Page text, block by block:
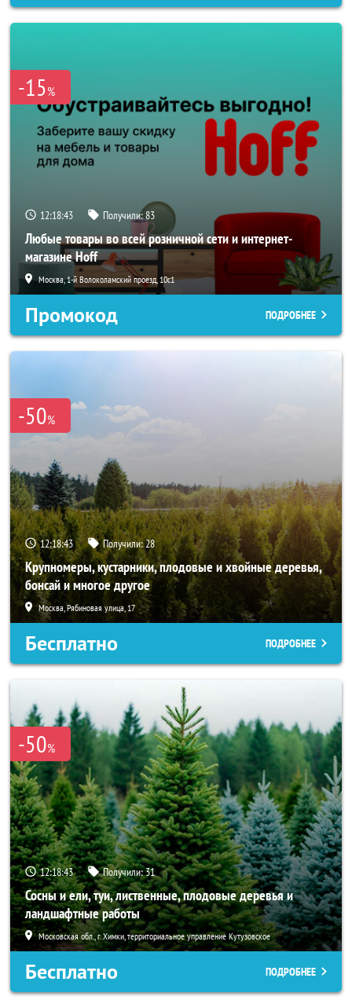
-15%
12:18:41 Получили:83
Любые товары во всей розничной сети и интернет-
магазине Hoff
Москва, 1-й Волоколамский проезд, 10с1
Промокод ПОДРОБНЕЕ
-50%
12:18:41 Получили:28
Крупномеры, кустарники, плодовые и хвойные деревья,
бонсай и многое другое
Москва, Рябиновая улица, 17
Бесплатно ПОДРОБНЕЕ
-50%
12:18:41 Получили:31
Сосны и ели, туи, лиственные, плодовые деревья и
ландшафтные работы
Московская обл., г. Химки, территориальное управление Кутузовское
Бесплатно ПОДРОБНЕЕ